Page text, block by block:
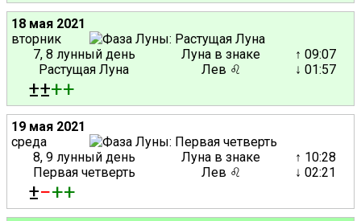
18 мая 2021
вторник
7, 8 лунный день
Растущая Луна
Луна в знаке
Лев ♌
↑ 09:07
↓ 01:57
±±++
19 мая 2021
среда
8, 9 лунный день
Первая четверть
Луна в знаке
Лев ♌
↑ 10:28
↓ 02:21
±−++